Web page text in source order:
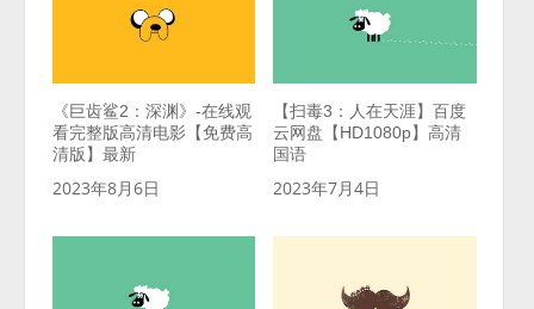
《巨齿鲨2：深渊》-在线观
看完整版高清电影【免费高
清版】最新
2023年8月6日
【扫毒3：人在天涯】百度
云网盘【HD1080p】高清
国语
2023年7月4日